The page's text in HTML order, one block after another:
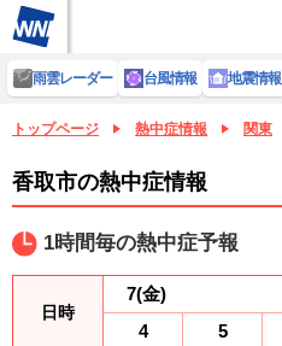
雨雲レーダー 台風情報 地震情報
トップページ 熱中症情報 関東
香取市の熱中症情報
1時間毎の熱中症予報
日時
7(金)
4
5